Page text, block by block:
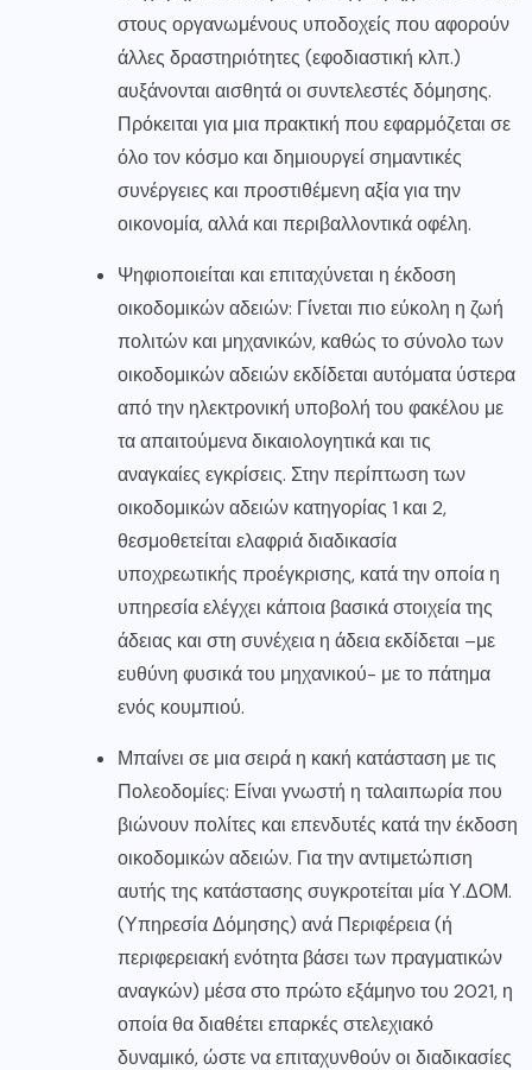
στους οργανωμένους υποδοχείς που αφορούν
άλλες δραστηριότητες (εφοδιαστική κλπ.)
αυξάνονται αισθητά οι συντελεστές δόμησης.
Πρόκειται για μια πρακτική που εφαρμόζεται σε
όλο τον κόσμο και δημιουργεί σημαντικές
συνέργειες και προστιθέμενη αξία για την
οικονομία, αλλά και περιβαλλοντικά οφέλη.
Ψηφιοποιείται και επιταχύνεται η έκδοση
οικοδομικών αδειών: Γίνεται πιο εύκολη η ζωή
πολιτών και μηχανικών, καθώς το σύνολο των
οικοδομικών αδειών εκδίδεται αυτόματα ύστερα
από την ηλεκτρονική υποβολή του φακέλου με
τα απαιτούμενα δικαιολογητικά και τις
αναγκαίες εγκρίσεις. Στην περίπτωση των
οικοδομικών αδειών κατηγορίας 1 και 2,
θεσμοθετείται ελαφριά διαδικασία
υποχρεωτικής προέγκρισης, κατά την οποία η
υπηρεσία ελέγχει κάποια βασικά στοιχεία της
άδειας και στη συνέχεια η άδεια εκδίδεται –με
ευθύνη φυσικά του μηχανικού- με το πάτημα
ενός κουμπιού.
Μπαίνει σε μια σειρά η κακή κατάσταση με τις
Πολεοδομίες: Είναι γνωστή η ταλαιπωρία που
βιώνουν πολίτες και επενδυτές κατά την έκδοση
οικοδομικών αδειών. Για την αντιμετώπιση
αυτής της κατάστασης συγκροτείται μία Υ.ΔΟΜ.
(Υπηρεσία Δόμησης) ανά Περιφέρεια (ή
περιφερειακή ενότητα βάσει των πραγματικών
αναγκών) μέσα στο πρώτο εξάμηνο του 2021, η
οποία θα διαθέτει επαρκές στελεχιακό
δυναμικό, ώστε να επιταχυνθούν οι διαδικασίες